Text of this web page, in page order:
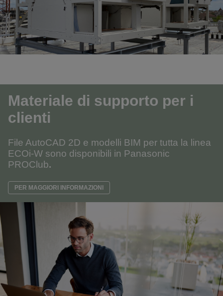
Materiale di supporto per i
clienti
File AutoCAD 2D e modelli BIM per tutta la linea
ECOi-W sono disponibili in Panasonic
PROClub.
PER MAGGIORI INFORMAZIONI